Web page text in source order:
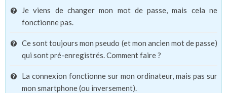
Je viens de changer mon mot de passe, mais cela ne
fonctionne pas.
Ce sont toujours mon pseudo (et mon ancien mot de passe)
qui sont pré-enregistrés. Comment faire ?
La connexion fonctionne sur mon ordinateur, mais pas sur
mon smartphone (ou inversement).